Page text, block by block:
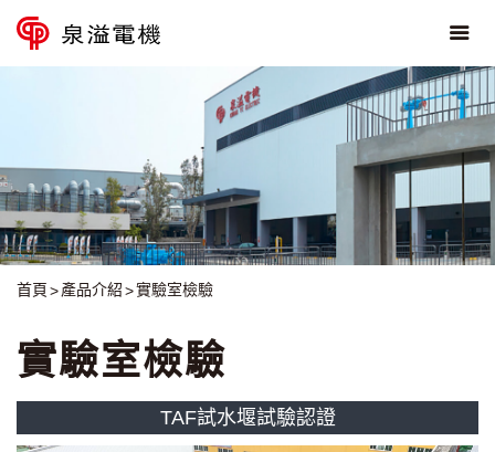
首頁 產品介紹 實驗室檢驗
實驗室檢驗
TAF試水堰試驗認證